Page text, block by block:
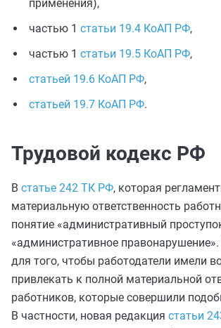
применения),
частью 1 статьи 19.4 КоАП РФ,
частью 1 статьи 19.5 КоАП РФ,
статьей 19.6 КоАП РФ,
статьей 19.7 КоАП РФ.
Трудовой кодекс РФ
В статье 242 ТК РФ, которая
материальную ответственность
понятие «административный
«административное
для того, чтобы работодатели имели
привлекать к полной материальной
работников, которые совершили
В частности, новая редакция статьи